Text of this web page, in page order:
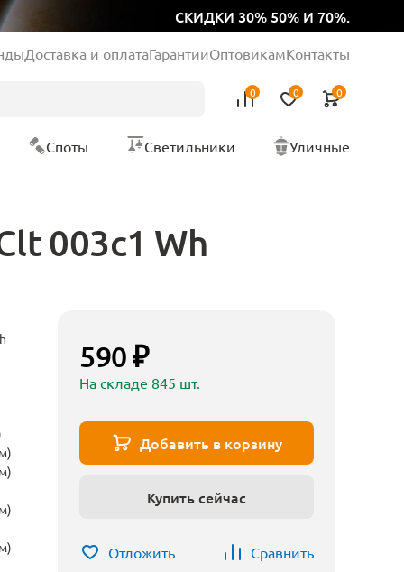
СКИДКИ 30% 50% И 70%.
Доставка и оплатаГарантииОптовикамКонтакты
0 0 0
Споты Светильники Уличные
003c1 Wh
590 ₽
На складе 845 шт.
Добавить в корзину
Купить сейчас
Отложить Сравнить